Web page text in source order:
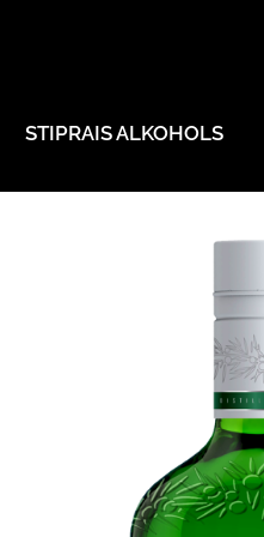
STIPRAIS ALKOHOLS